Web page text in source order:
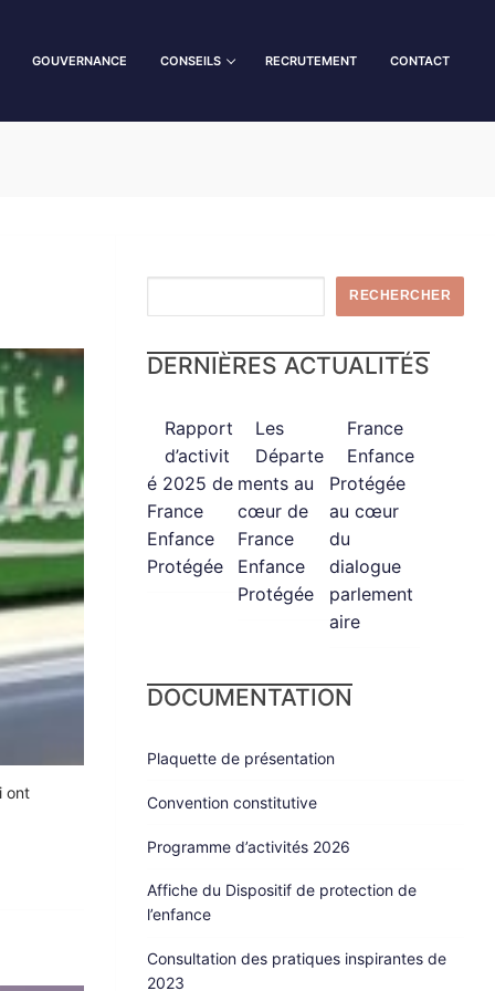
GOUVERNANCE CONSEILS RECRUTEMENT CONTACT
ont
RECHERCHER
DERNIÈRES ACTUALITÉS
Rapport
d’activit
é 2025 de
France
Enfance
Protégée
Les
Départe
ments au
cœur de
France
Enfance
Protégée
France
Enfance
Protégée
au cœur
du
dialogue
parlement
aire
DOCUMENTATION
Plaquette de présentation
Convention constitutive
Programme d’activités 2026
Affiche du Dispositif de protection de
l’enfance
Consultation des pratiques inspirantes de
2023